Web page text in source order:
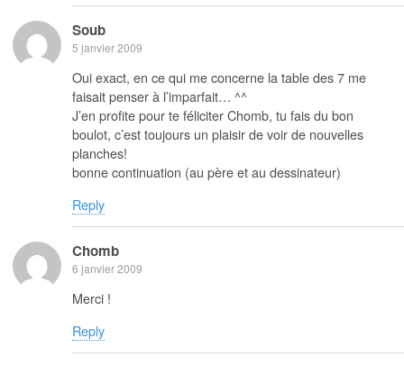
Soub
5 janvier 2009
Oui exact, en ce qui me concerne la table des 7 me
faisait penser à l’imparfait… ^^
J’en profite pour te féliciter Chomb, tu fais du bon
boulot, c’est toujours un plaisir de voir de nouvelles
planches!
bonne continuation (au père et au dessinateur)
Reply
Chomb
6 janvier 2009
Merci !
Reply